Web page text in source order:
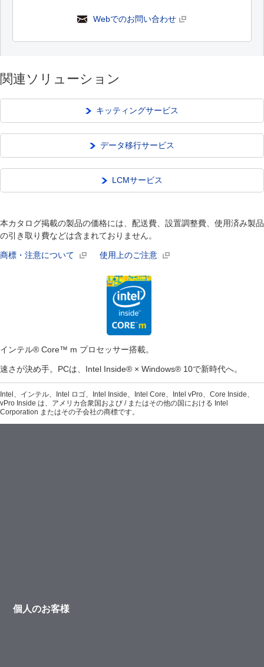
Webでのお問い合わせ
関連ソリューション
キッティングサービス
データ移行サービス
LCMサービス
本カタログ掲載の製品の価格には、配送費、設置調整費、使用済み製品
の引き取り費などは含まれておりません。
商標・注意について 使用上のご注意
インテル® Core™ m プロセッサー搭載。
速さが決め手。PCは、Intel Inside® × Windows® 10で新時代へ。
Intel、インテル、Intel ロゴ、Intel Inside、Intel Core、Intel vPro、Core Inside、
vPro Inside は、アメリカ合衆国および / またはその他の国における Intel
Corporation またはその子会社の商標です。
個人のお客様